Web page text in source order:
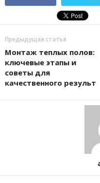
Предыдущая статья
Монтаж теплых полов:
ключевые этапы и
советы для
качественного результ